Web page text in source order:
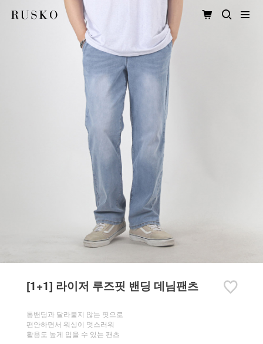
[1+1] 라이저 루즈핏 밴딩 데님팬츠
통밴딩과 달라붙지 않는 핏으로
편안하면서 워싱이 멋스러워
활용도 높게 입을 수 있는 팬츠